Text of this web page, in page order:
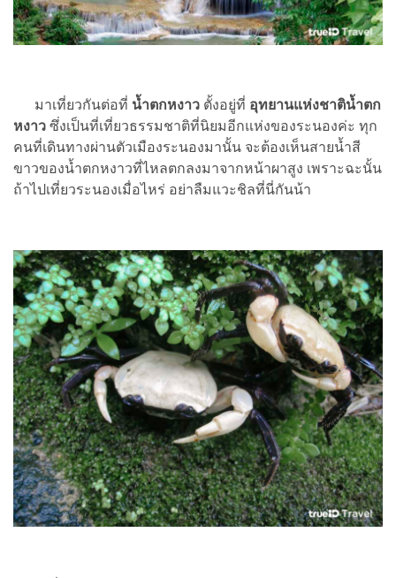
มาเที่ยวกันต่อที่ น้ำตกหงาว ตั้งอยู่ที่ อุทยานแห่งชาติน้ำตก
หงาว ซึ่งเป็นที่เที่ยวธรรมชาติที่นิยมอีกแห่งของระนองค่ะ ทุก
คนที่เดินทางผ่านตัวเมืองระนองมานั้น จะต้องเห็นสายน้ำสี
ขาวของน้ำตกหงาวที่ไหลตกลงมาจากหน้าผาสูง เพราะฉะนั้น
ถ้าไปเที่ยวระนองเมื่อไหร่ อย่าลืมแวะชิลที่นี่กันน้า